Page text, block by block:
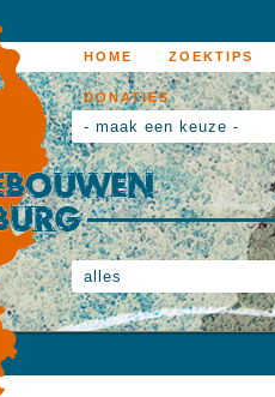
HOME ZOEKTIPS
DONATIES
- maak een keuze -
alles